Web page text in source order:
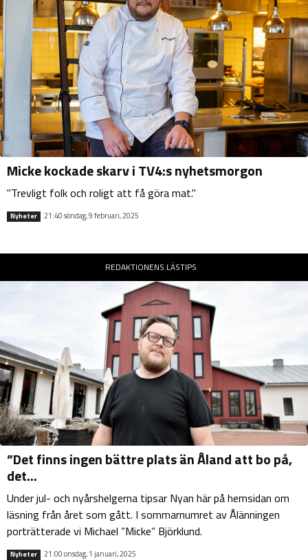
Micke kockade skarv i TV4:s nyhetsmorgon
"Trevligt folk och roligt att få göra mat."
Nyheter 21:40 söndag, 9 februari, 2025
REDAKTIONENS LÄSTIPS
”Det finns ingen bättre plats än Åland att bo på,
det...
Under jul- och nyårshelgerna tipsar Nyan här på hemsidan om
läsning från året som gått. I sommarnumret av Ålänningen
porträtterade vi Michael ”Micke” Björklund.
Nyheter 21:00 onsdag, 1 januari, 2025